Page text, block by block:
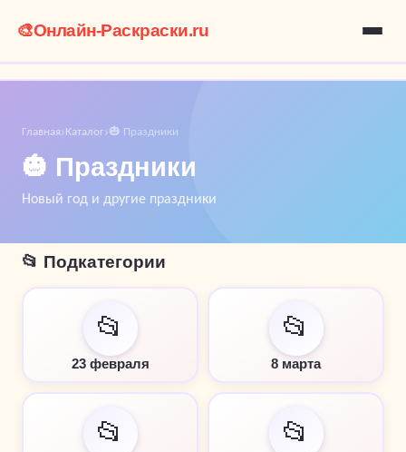
🎨Онлайн-Раскраски.ru
Главная›Каталог›🎃 Праздники
🎃 Праздники
Новый год и другие праздники
📂 Подкатегории
📂
23 февраля
📂
8 марта
📂 📂